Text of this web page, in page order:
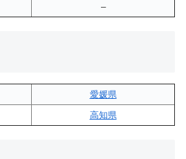
–
愛媛県
高知県